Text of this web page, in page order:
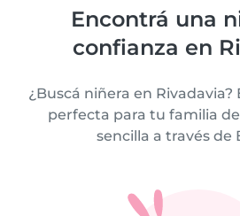
Encontrá una
confianza en
¿Buscá niñera en
perfecta para tu familia
sencilla a través de